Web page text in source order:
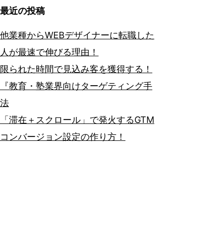
最近の投稿
他業種からWEBデザイナーに転職した
人が最速で伸びる理由！
限られた時間で見込み客を獲得する！
『教育・塾業界向けターゲティング手
法
「滞在＋スクロール」で発火するGTM
コンバージョン設定の作り方！